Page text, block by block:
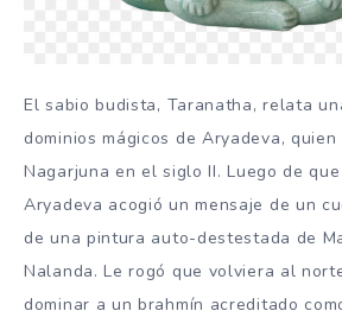
El sabio budista, Taranatha, relata
dominios mágicos de Aryadeva,
Nagarjuna en el siglo II. Luego de
Aryadeva acogió un mensaje de un
de una pintura auto-destestada de
Nalanda. Le rogó que volviera al
dominar a un brahmín acreditado